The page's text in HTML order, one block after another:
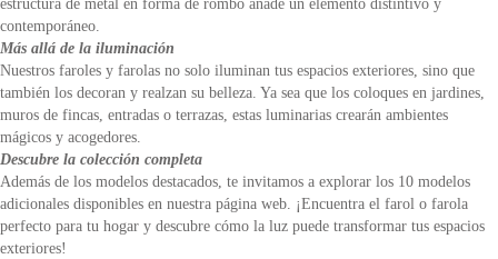
estructura de metal en forma de rombo añade un elemento distintivo y
contemporáneo.
Más allá de la iluminación
Nuestros faroles y farolas no solo iluminan tus espacios exteriores, sino que
también los decoran y realzan su belleza. Ya sea que los coloques en jardines,
muros de fincas, entradas o terrazas, estas luminarias crearán ambientes
mágicos y acogedores.
Descubre la colección completa
Además de los modelos destacados, te invitamos a explorar los 10 modelos
adicionales disponibles en nuestra página web. ¡Encuentra el farol o farola
perfecto para tu hogar y descubre cómo la luz puede transformar tus espacios
exteriores!